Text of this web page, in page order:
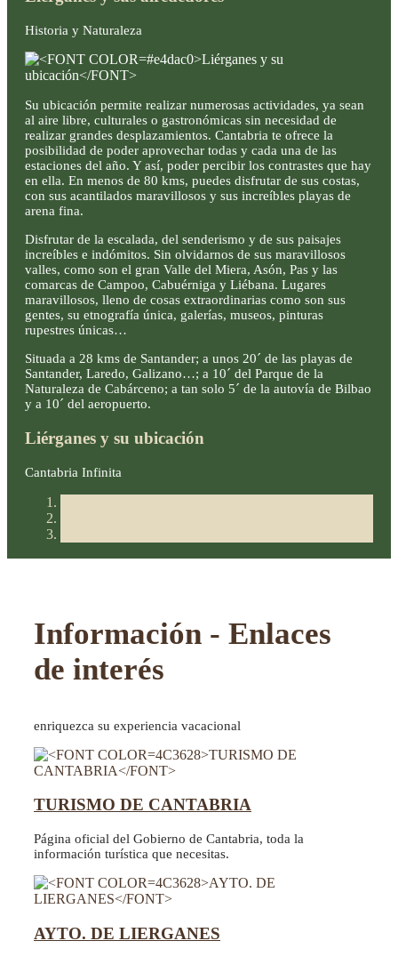
Historia y Naturaleza
Su ubicación permite realizar numerosas actividades, ya sean
al aire libre, culturales o gastronómicas sin necesidad de
realizar grandes desplazamientos. Cantabria te ofrece la
posibilidad de poder aprovechar todas y cada una de las
estaciones del año. Y así, poder percibir los contrastes que hay
en ella. En menos de 80 kms, puedes disfrutar de sus costas,
con sus acantilados maravillosos y sus increíbles playas de
arena fina.
Disfrutar de la escalada, del senderismo y de sus paisajes
increíbles e indómitos. Sin olvidarnos de sus maravillosos
valles, como son el gran Valle del Miera, Asón, Pas y las
comarcas de Campoo, Cabuérniga y Liébana. Lugares
maravillosos, lleno de cosas extraordinarias como son sus
gentes, su etnografía única, galerías, museos, pinturas
rupestres únicas…
Situada a 28 kms de Santander; a unos 20´ de las playas de
Santander, Laredo, Galizano…; a 10´ del Parque de la
Naturaleza de Cabárceno; a tan solo 5´ de la autovía de Bilbao
y a 10´ del aeropuerto.
Liérganes y su ubicación
Cantabria Infinita
Información - Enlaces
de interés
enriquezca su experiencia vacacional
TURISMO DE CANTABRIA
Página oficial del Gobierno de Cantabria, toda la
información turística que necesitas.
AYTO. DE LIERGANES